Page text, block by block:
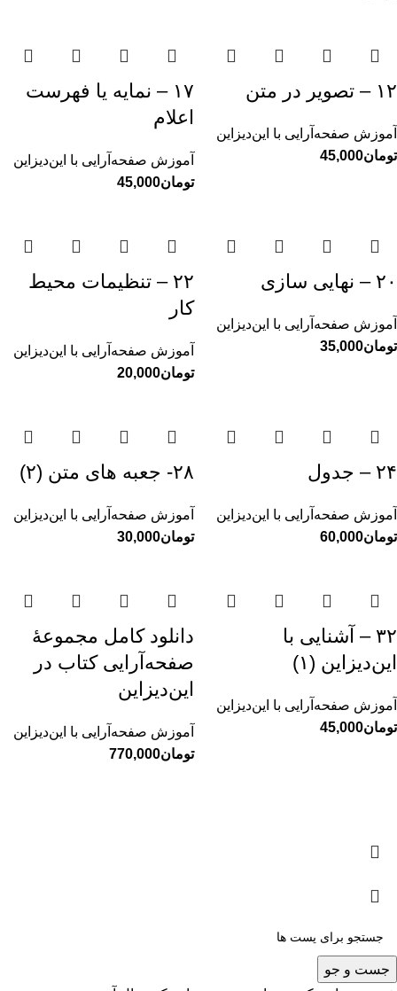
۱۲ – تصویر در متن
آموزش صفحه‌آرایی با این‌دیزاین
تومان
۱۷ – نمایه یا فهرست
اعلام
آموزش صفحه‌آرایی با این‌دیزاین
تومان
۲۰ – نهایی سازی
آموزش صفحه‌آرایی با این‌دیزاین
تومان
۲۲ – تنظیمات محیط
کار
آموزش صفحه‌آرایی با این‌دیزاین
تومان
۲۴ – جدول
آموزش صفحه‌آرایی با این‌دیزاین
تومان
۲۸- جعبه های متن (۲)
آموزش صفحه‌آرایی با این‌دیزاین
تومان
۳۲ – آشنایی با
این‌دیزاین (۱)
آموزش صفحه‌آرایی با این‌دیزاین
تومان
دانلود کامل مجموعهٔ
صفحه‌آرایی کتاب در
این‌دیزاین
آموزش صفحه‌آرایی با این‌دیزاین
تومان
جست و جو